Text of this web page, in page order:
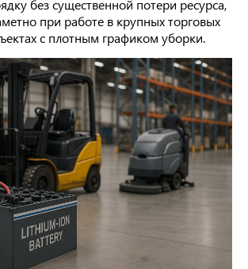
без существенной потери ресурса,
при работе в крупных торговых
с плотным графиком уборки.